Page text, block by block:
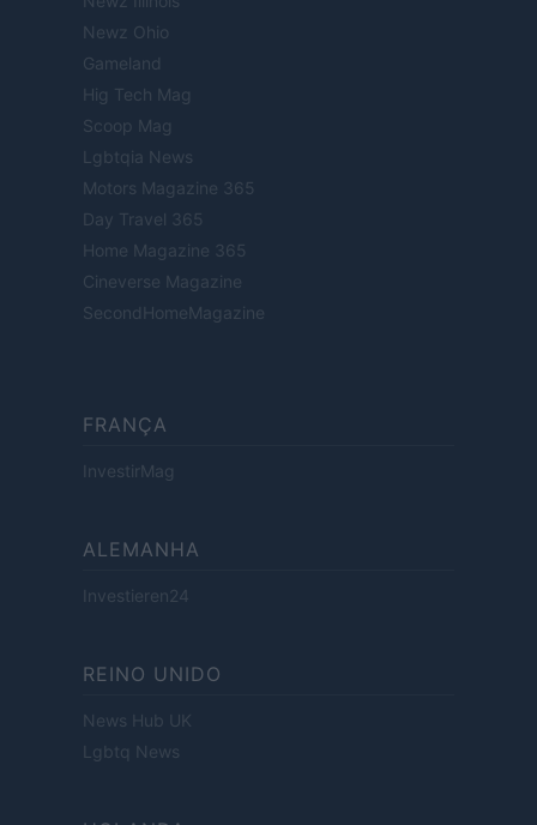
Newz Ohio
Gameland
Hig Tech Mag
Scoop Mag
Lgbtqia News
Motors Magazine 365
Day Travel 365
Home Magazine 365
Cineverse Magazine
SecondHomeMagazine
FRANÇA
InvestirMag
ALEMANHA
Investieren24
REINO UNIDO
News Hub UK
Lgbtq News